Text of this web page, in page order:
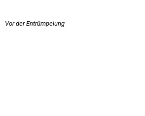
Vor der Entrümpelung